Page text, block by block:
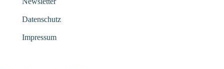
Datenschutz
Impressum